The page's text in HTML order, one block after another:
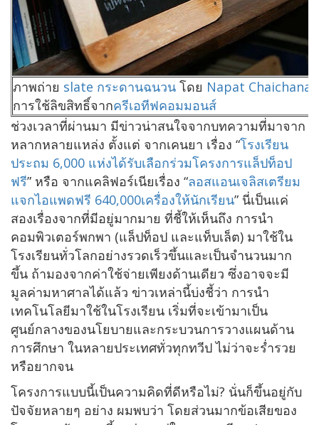
ภาพถ่าย slate กระดานฉนวน โดย Napat
การใช้ลิขสิทธิ์จากครีเอทีฟคอมมอนส์
ช่วงเวลาที่ผ่านมา มีข่าวน่าสนใจจากบทความที่มาจาก
หลากหลายแหล่ง ตั้งแต่ จากเคนยา เรื่อง “โรงเรียน
ประถม 6,000 แห่งได้รับเลือกร่วมโครงการแล็ปท็อป
ฟรี” หรือ จากแคลิฟอร์เนียเรื่อง “ลอสแอนเจลิสเตรียม
แจกไอแพดฟรี 640,000เครื่องให้นักเรียน” นี่เป็นแค่
สองเรื่องจากที่มีอยู่มากมาย ที่ชี้ให้เห็นถึง การนำ
คอมพิวเตอร์พกพา (แล็ปท็อป และแท็บเล็ต) มาใช้ใน
โรงเรียนทั่วโลกอย่างรวดเร็วขึ้นและเป็นจำนวนมาก
ขึ้น ถ้ามองจากค่าใช้จ่ายเพียงด้านเดียว ซึ่งอาจจะมี
มูลค่ามหาศาลได้แล้ว ข่าวเหล่านี้บ่งชี้ว่า การนำ
เทคโนโลยีมาใช้ในโรงเรียน เริ่มที่จะเข้ามาเป็น
ศูนย์กลางของนโยบายและกระบวนการวางแผนด้าน
การศึกษา ในหลายประเทศทั่วทุกทวีป ไม่ว่าจะร่ำรวย
หรือยากจน
โครงการแบบนี้เป็นความคิดที่ดีหรือไม่? นั่นก็ขึ้นอยู่กับ
ปัจจัยหลายๆ อย่าง ผมพบว่า โดยส่วนมากข้อเสียของ